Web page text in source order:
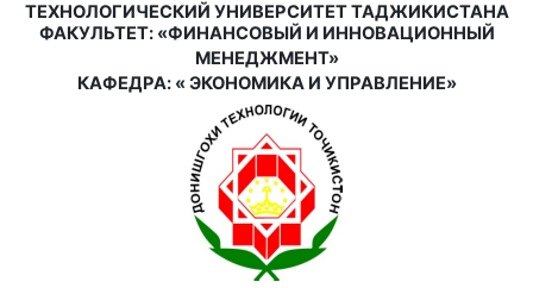
ТЕХНОЛОГИЧЕСКИЙ УНИВЕРСИТЕТ ТАДЖИКИСТАНА
ФАКУЛЬТЕТ:«ФИНАНСОВЫЙ И ИННОВАЦИОННЫЙ
МЕНЕДЖМЕНТ»
КАФЕДРА:«ЭКОНОМИКА И УПРАВЛЕНИЕ»